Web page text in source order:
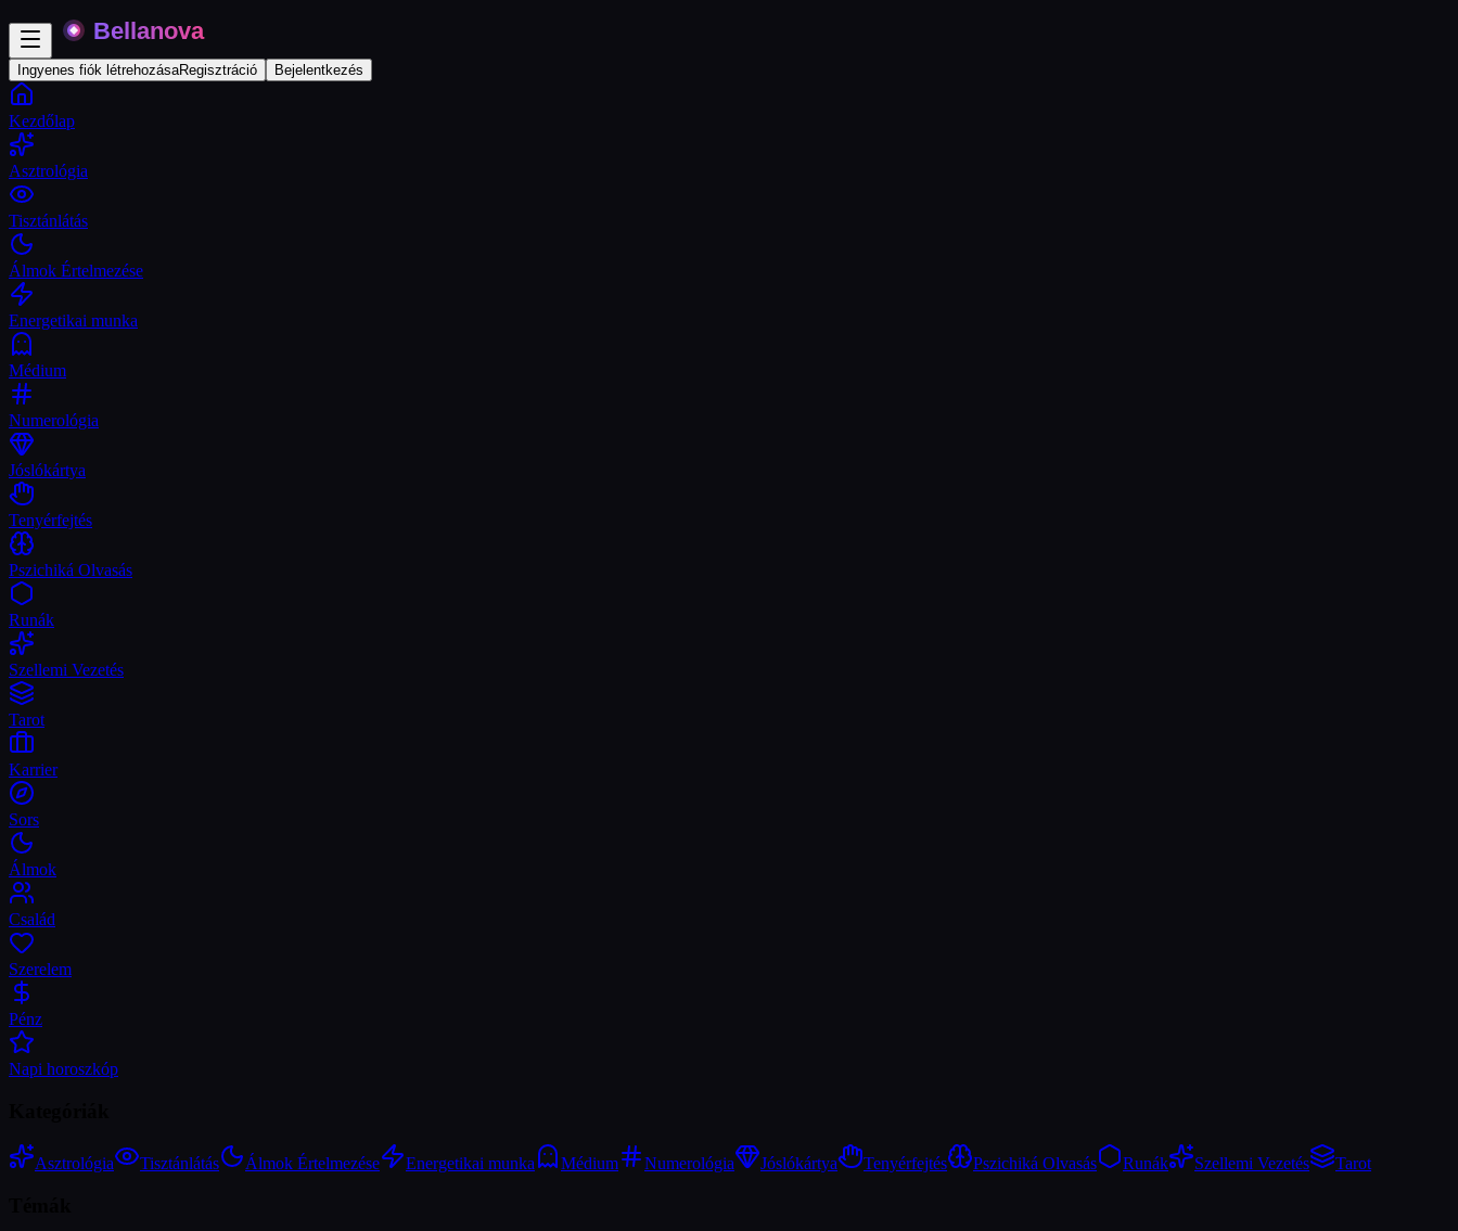
Ingyenes fiók létrehozásaRegisztráció Bejelentkezés
Kezdőlap
Asztrológia
Tisztánlátás
Álmok Értelmezése
Energetikai munka
Médium
Numerológia
Jóslókártya
Tenyérfejtés
Pszichiká Olvasás
Runák
Szellemi Vezetés
Tarot
Karrier
Sors
Álmok
Család
Szerelem
Pénz
Napi horoszkóp
Asztrológia Tisztánlátás Álmok Értelmezése Energetikai munka Médium Numerológia Jóslókártya Tenyérfejtés Pszichiká Olvasás Runák Szellemi Vezetés Tarot